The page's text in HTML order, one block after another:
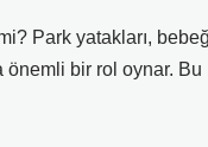
Park yatakları,
bir rol oynar.